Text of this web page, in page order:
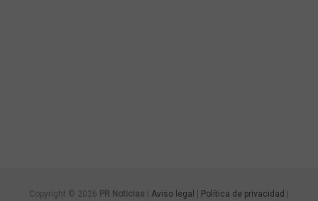
Copyright © 2026 PR Noticias Aviso legal Política de privacidad